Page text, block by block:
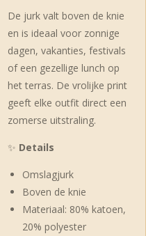
De jurk valt boven de knie
en is ideaal voor zonnige
dagen, vakanties, festivals
of een gezellige lunch op
het terras. De vrolijke print
geeft elke outfit direct een
zomerse uitstraling.
✨ Details
Omslagjurk
Boven de knie
Materiaal: 80% katoen,
20% polyester